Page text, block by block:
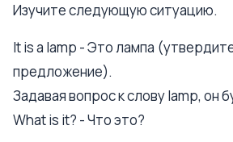
Изучите следующую ситуацию.
It is a lamp - Это лампа
предложение).
Задавая вопрос к слову lamp, он
What is it? - Что это?